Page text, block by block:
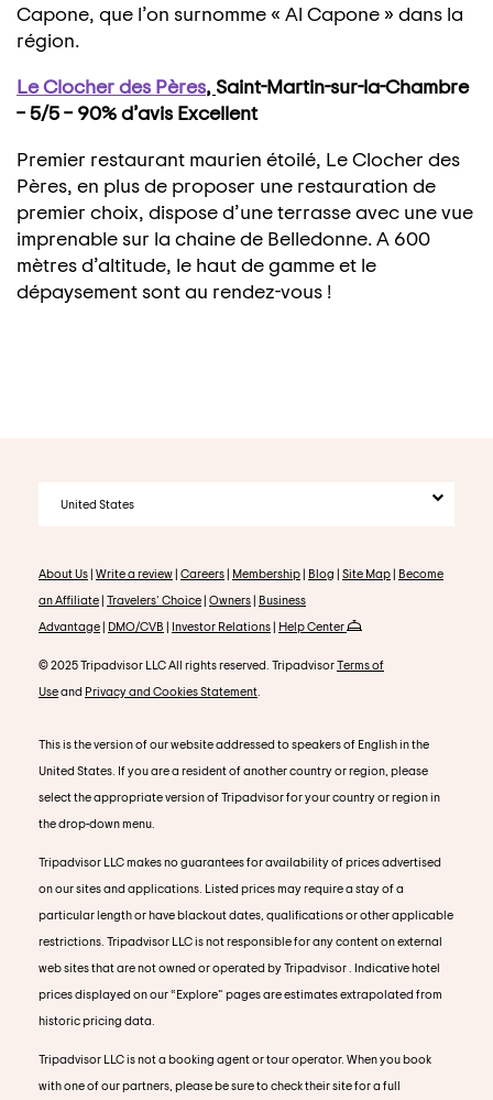
Capone, que l’on surnomme « Al Capone » dans la
région.
Le Clocher des Pères, Saint-Martin-sur-la-Chambre
– 5/5 – 90% d’avis Excellent
Premier restaurant maurien étoilé, Le Clocher des
Pères, en plus de proposer une restauration de
premier choix, dispose d’une terrasse avec une vue
imprenable sur la chaine de Belledonne. A 600
mètres d’altitude, le haut de gamme et le
dépaysement sont au rendez-vous !
United States
About Us| Write a review| Careers| Membership| Blog | Site Map| Become
an Affiliate| Travelers' Choice| Owners| Business
Advantage| DMO/CVB | Investor Relations| Help Center
© 2025 Tripadvisor LLC All rights reserved. TripadvisorTerms of
Useand Privacy and Cookies Statement
This is the version of our website addressed to speakers of English in the
United States. If you are a resident of another country or region, please
select the appropriate version of Tripadvisor for your country or region in
the drop-down menu.
Tripadvisor LLC makes no guarantees for availability of prices advertised
on our sites and applications. Listed prices may require a stay of a
particular length or have blackout dates, qualifications or other applicable
restrictions. Tripadvisor LLC is not responsible for any content on external
web sites that are not owned or operated by Tripadvisor . Indicative hotel
prices displayed on our “Explore” pages are estimates extrapolated from
historic pricing data.
Tripadvisor LLC is not a booking agent or tour operator. When you book
with one of our partners, please be sure to check their site for a full